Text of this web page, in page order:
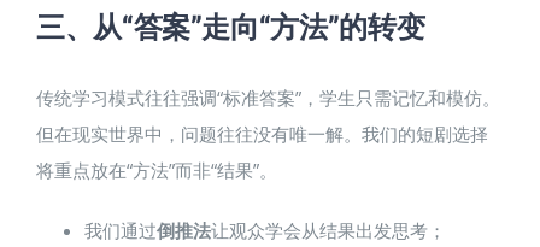
三、从“答案”走向“方法”的转变​
传统学习模式往往强调“标准答案”，学生只需记忆和模仿。
但在现实世界中，问题往往没有唯一解。我们的短剧选择
将重点放在“方法”而非“结果”。
我们通过倒推法让观众学会从结果出发思考；